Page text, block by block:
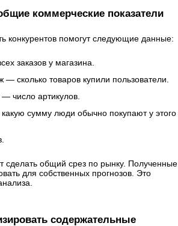
коммерческие показатели
конкурентов помогут следующие данные:
заказов у магазина.
— сколько товаров купили пользователи.
число артикулов.
сумму люди обычно покупают у этого
сделать общий срез по рынку. Полученные
для собственных прогнозов. Это
содержательные